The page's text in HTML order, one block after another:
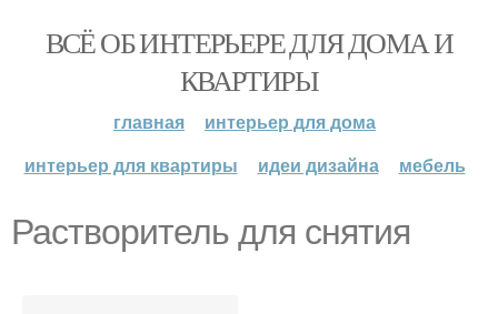
ВСЁ ОБ ИНТЕРЬЕРЕ ДЛЯ ДОМА И
КВАРТИРЫ
главная
интерьер для дома
интерьер для квартиры
идеи дизайна мебель
Растворитель для снятия